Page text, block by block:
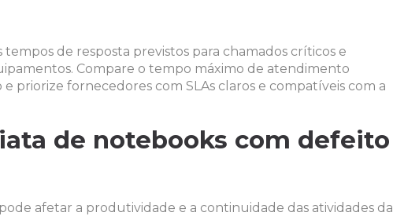
de resposta previstos para chamados críticos e
Compare o tempo máximo de atendimento
priorize fornecedores com SLAs claros e compatíveis com a
de notebooks com defeito
afetar a produtividade e a continuidade das atividades da